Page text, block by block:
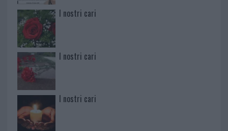
I nostri cari
I nostri cari
I nostri cari